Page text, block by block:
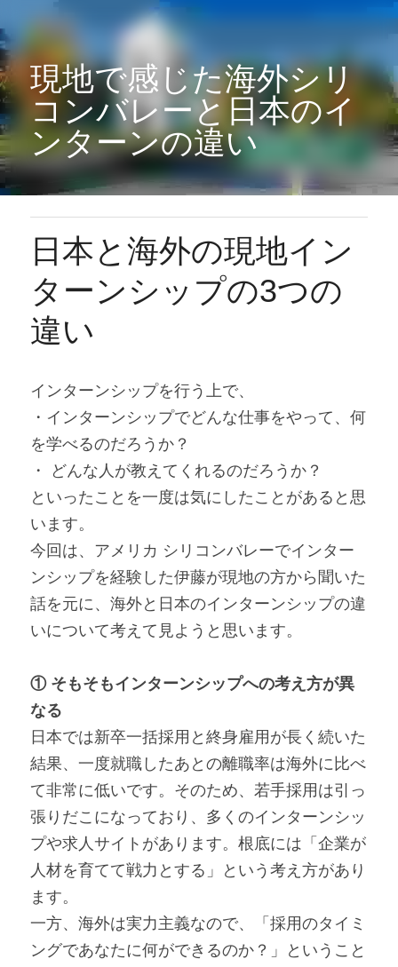
現地で感じた海外シリ
コンバレーと日本のイ
ンターンの違い
日本と海外の現地イン
ターンシップの3つの
違い
インターンシップを行う上で、
・インターンシップでどんな仕事をやって、何
を学べるのだろうか？
・ どんな人が教えてくれるのだろうか？
といったことを一度は気にしたことがあると思
います。
今回は、アメリカ シリコンバレーでインター
ンシップを経験した伊藤が現地の方から聞いた
話を元に、海外と日本のインターンシップの違
いについて考えて見ようと思います。
① そもそもインターンシップへの考え方が異
なる
日本では新卒一括採用と終身雇用が長く続いた
結果、一度就職したあとの離職率は海外に比べ
て非常に低いです。そのため、若手採用は引っ
張りだこになっており、多くのインターンシッ
プや求人サイトがあります。根底には「企業が
人材を育てて戦力とする」という考え方があり
ます。
一方、海外は実力主義なので、「採用のタイミ
ングであなたに何ができるのか？」ということ